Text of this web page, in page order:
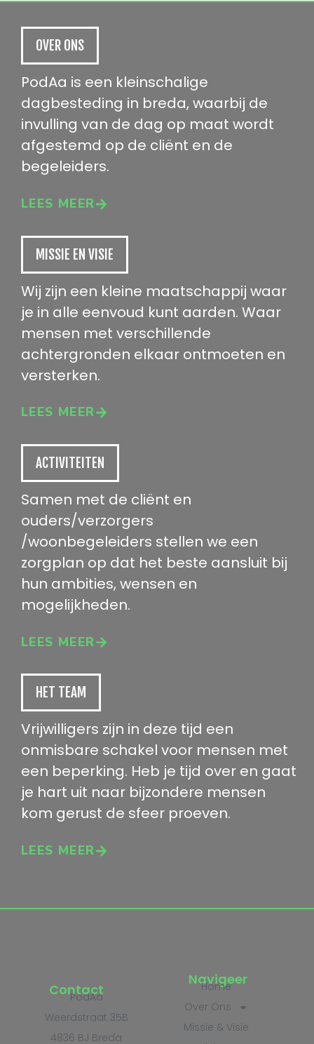
OVER ONS
PodAa is een kleinschalige
dagbesteding in breda, waarbij de
invulling van de dag op maat wordt
afgestemd op de cliënt en de
begeleiders.
LEES MEER
MISSIE EN VISIE
Wij zijn een kleine maatschappij waar
je in alle eenvoud kunt aarden. Waar
mensen met verschillende
achtergronden elkaar ontmoeten en
versterken.
LEES MEER
ACTIVITEITEN
Samen met de cliënt en
ouders/verzorgers
/woonbegeleiders stellen we een
zorgplan op dat het beste aansluit bij
hun ambities, wensen en
mogelijkheden.
LEES MEER
HET TEAM
Vrijwilligers zijn in deze tijd een
onmisbare schakel voor mensen met
een beperking. Heb je tijd over en gaat
je hart uit naar bijzondere mensen
kom gerust de sfeer proeven.
LEES MEER
Navigeer
Home
Over Ons
Missie & Visie
Contact
PodAa
Weerdstraat 35B
4836 BJ Breda